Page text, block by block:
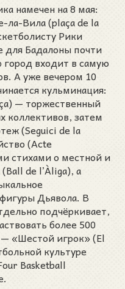
намечен на 8 мая:
ла-Вила (plaça de la
Рики
для Бадалоны почти
город входит в самую
А уже вечером 10
кульминация:
— торжественный
коллективов, затем
(Seguici de la
(Acte
стихами о местной и
de l’Àliga), а
Дьявола. В
подчёркивает,
более 500
«Шестой игрок» (El
культуре
Basketball